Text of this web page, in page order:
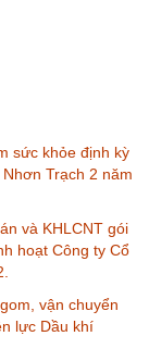
sức khỏe định kỳ
Trạch 2 năm
và KHLCNT gói
hoạt Công ty Cổ
vận chuyển
lực Dầu khí